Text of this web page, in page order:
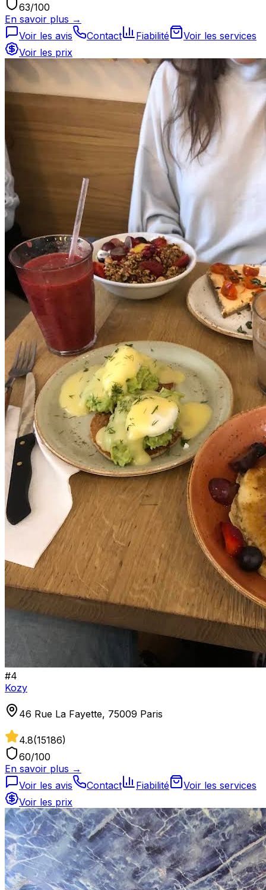
63/100
En savoir plus →
Voir les avis
Contact Fiabilité
Voir les services
Voir les prix
#4
Kozy
46 Rue La Fayette, 75009 Paris
4.8(15186)
60/100
En savoir plus →
Voir les avis
Contact Fiabilité
Voir les services
Voir les prix